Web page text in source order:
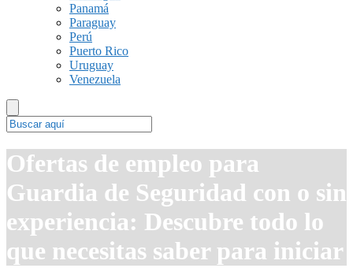
Panamá
Paraguay
Perú
Puerto Rico
Uruguay
Venezuela
Ofertas de empleo para
Guardia de Seguridad con o sin
experiencia: Descubre todo lo
que necesitas saber para iniciar